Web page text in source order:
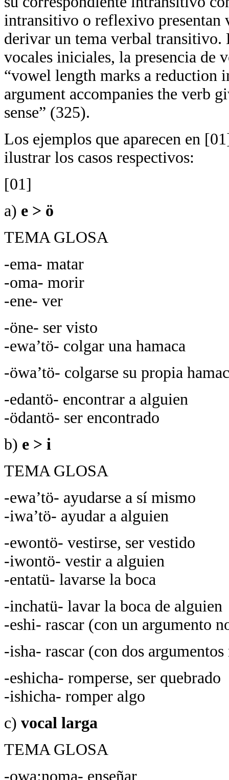
intransitivo o reflexivo
derivar un tema verbal transitivo.
vocales iniciales, la presencia de
“vowel length marks a reduction
argument accompanies the verb
sense” (325).
Los ejemplos que aparecen en
ilustrar los casos respectivos:
[01]
a) e > ö
TEMA GLOSA
-ema- matar
-oma- morir
-ene- ver
-öne- ser visto
-ewa’tö- colgar una hamaca
-öwa’tö- colgarse su propia
-edantö- encontrar a alguien
-ödantö- ser encontrado
b) e > i
TEMA GLOSA
-ewa’tö- ayudarse a sí mismo
-iwa’tö- ayudar a alguien
-ewontö- vestirse, ser vestido
-iwontö- vestir a alguien
-entatü- lavarse la boca
-inchatü- lavar la boca de alguien
-eshi- rascar (con un argumento
-isha- rascar (con dos
-eshicha- romperse, ser quebrado
-ishicha- romper algo
c) vocal larga
TEMA GLOSA
-owa:noma- enseñar